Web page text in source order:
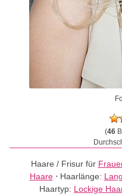
(46
Haare / Frisur für
Haare⋅ Haarlänge:
Haartyp: Lockige